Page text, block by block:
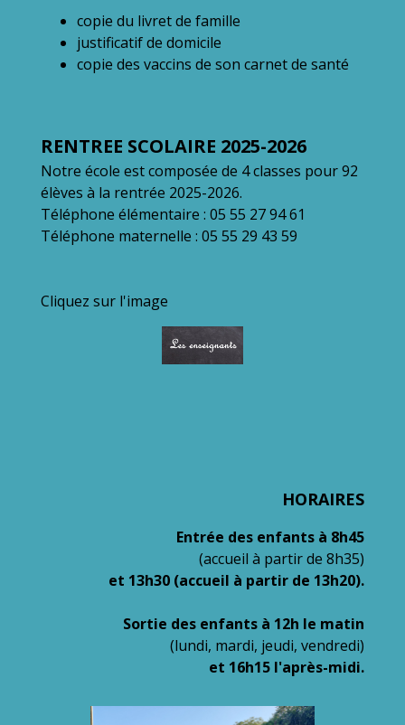
copie du livret de famille
justificatif de domicile
copie des vaccins de son carnet de santé
RENTREE SCOLAIRE 2025-2026
Notre école est composée de 4 classes pour 92
élèves à la rentrée 2025-2026.
Téléphone élémentaire : 05 55 27 94 61
Téléphone maternelle : 05 55 29 43 59
Cliquez sur l'image
HORAIRES
Entrée des enfants à 8h45
(accueil à partir de 8h35)
et 13h30 (accueil à partir de 13h20).
Sortie des enfants à 12h le matin
(lundi, mardi, jeudi, vendredi)
et 16h15 l'après-midi.